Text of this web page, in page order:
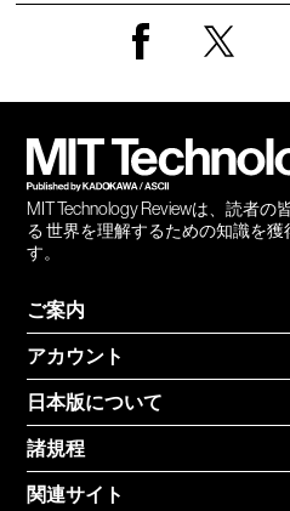
MIT Technology Reviewは、読者
る 世界を理解するための知識を
す。
ご案内
アカウント
日本版について
諸規程
関連サイト